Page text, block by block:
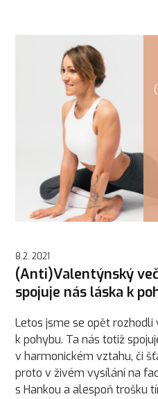
8.2. 2021
(Anti)Valentýnský
spojuje nás láska k
Letos jsme se opět rozhodli
k pohybu. Ta nás totiž
v harmonickém vztahu, či
proto v živém vysílání na
s Hankou a alespoň trošku